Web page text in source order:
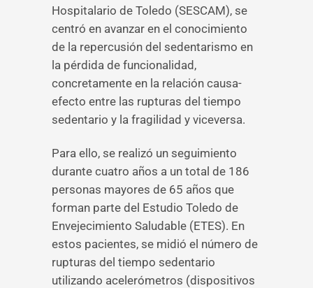
Hospitalario de Toledo (SESCAM), se
centró en avanzar en el conocimiento
de la repercusión del sedentarismo en
la pérdida de funcionalidad,
concretamente en la relación causa-
efecto entre las rupturas del tiempo
sedentario y la fragilidad y viceversa.
Para ello, se realizó un seguimiento
durante cuatro años a un total de 186
personas mayores de 65 años que
forman parte del Estudio Toledo de
Envejecimiento Saludable (ETES). En
estos pacientes, se midió el número de
rupturas del tiempo sedentario
utilizando acelerómetros (dispositivos